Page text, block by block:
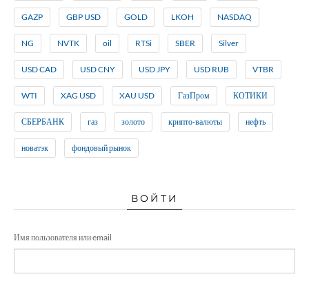
GAZP GBP USD GOLD LKOH NASDAQ
NG NVTK oil RTSi SBER Silver
USD CAD USD CNY USD JPY USD RUB VTBR
WTI XAG USD XAU USD ГазПром КОТИКИ
СБЕРБАНК газ золото крипто-валюты нефть
новатэк фондовый рынок
ВОЙТИ
Имя пользователя или email